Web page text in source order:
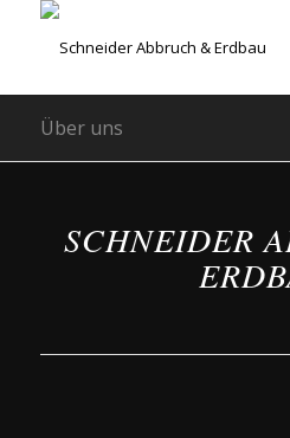
Über uns
SCHNEIDER